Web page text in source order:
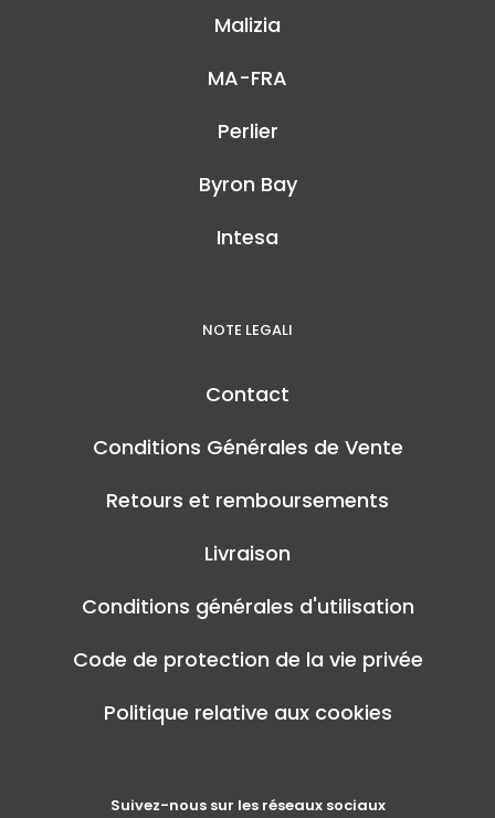
Malizia
MA-FRA
Perlier
Byron Bay
Intesa
NOTE LEGALI
Contact
Conditions Générales de Vente
Retours et remboursements
Livraison
Conditions générales d'utilisation
Code de protection de la vie privée
Politique relative aux cookies
Suivez-nous sur les réseaux sociaux